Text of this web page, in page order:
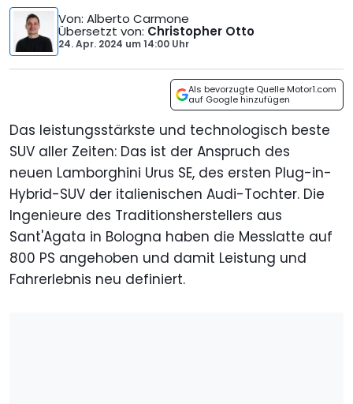
Von: Alberto Carmone
Übersetzt von: Christopher Otto
24. Apr. 2024 um14:00 Uhr
Als bevorzugte Quelle Motor1.com
auf Google hinzufügen
Das leistungsstärkste und technologisch beste
SUV aller Zeiten: Das ist der Anspruch des
neuen Lamborghini Urus SE, des ersten Plug-in-
Hybrid-SUV der italienischen Audi-Tochter. Die
Ingenieure des Traditionsherstellers aus
Sant'Agata in Bologna haben die Messlatte auf
800 PS angehoben und damit Leistung und
Fahrerlebnis neu definiert.